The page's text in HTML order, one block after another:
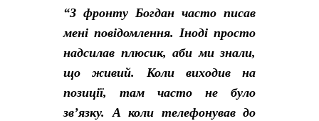
“З фронту Богдан часто писав
мені повідомлення. Іноді просто
надсилав плюсик, аби ми знали,
що живий. Коли виходив на
позиції, там часто не було
зв’язку. А коли телефонував до